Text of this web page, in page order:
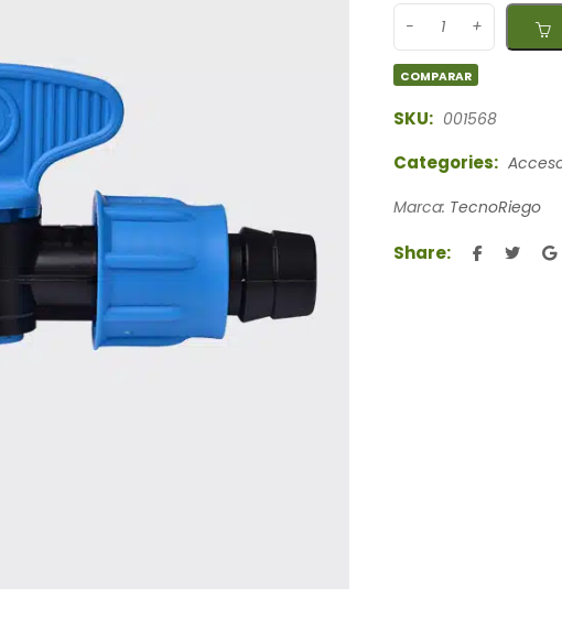
COMPARAR
SKU: 001568
Categories:
Marca: TecnoRiego
Share: